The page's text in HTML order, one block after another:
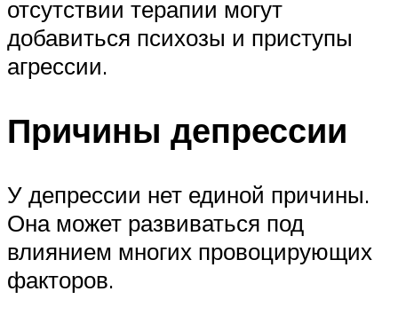
отсутствии терапии могут
добавиться психозы и приступы
агрессии.
Причины депрессии
У депрессии нет единой причины.
Она может развиваться под
влиянием многих провоцирующих
факторов.